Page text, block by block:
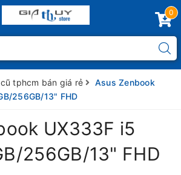
0
tphcm bán giá rẻ
Asus Zenbook
256GB/13" FHD
UX333F i5
256GB/13" FHD